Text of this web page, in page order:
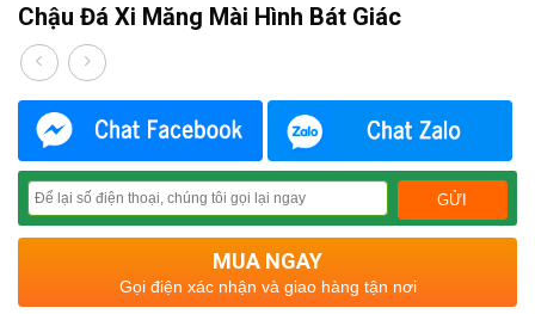
Chậu Đá Xi Măng Mài Hình Bát Giác
MUA NGAY
Gọi điện xác nhận và giao hàng tận nơi